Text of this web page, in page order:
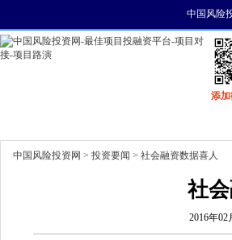
中国风险
添
中国风险投资网 > 投资要闻 > 社会融资数据喜人
社
2016年02